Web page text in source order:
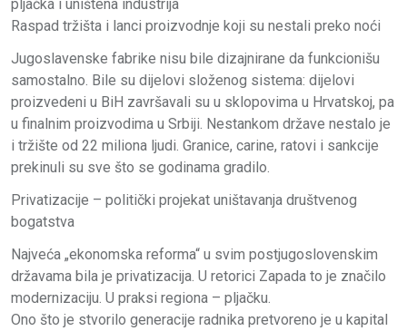
pljačka i uništena industrija
Raspad tržišta i lanci proizvodnje koji su nestali preko noći
Jugoslavenske fabrike nisu bile dizajnirane da funkcionišu
samostalno. Bile su dijelovi složenog sistema: dijelovi
proizvedeni u BiH završavali su u sklopovima u Hrvatskoj, pa
u finalnim proizvodima u Srbiji. Nestankom države nestalo je
i tržište od 22 miliona ljudi. Granice, carine, ratovi i sankcije
prekinuli su sve što se godinama gradilo.
Privatizacije – politički projekat uništavanja društvenog
bogatstva
Najveća „ekonomska reforma“ u svim postjugoslovenskim
državama bila je privatizacija. U retorici Zapada to je značilo
modernizaciju. U praksi regiona – pljačku.
Ono što je stvorilo generacije radnika pretvoreno je u kapital